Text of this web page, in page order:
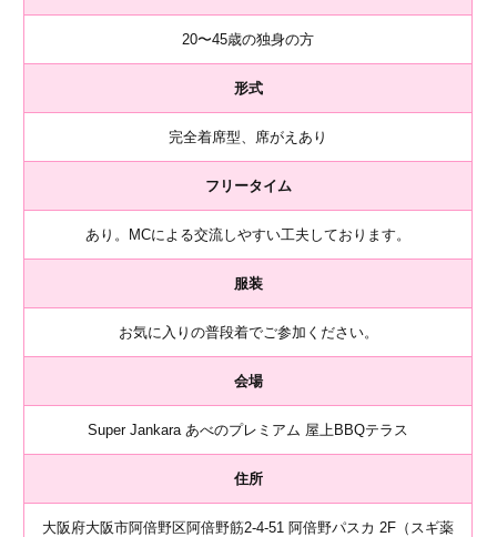
20〜45歳の独身の方
形式
完全着席型、席がえあり
フリータイム
あり。MCによる交流しやすい工夫しております。
服装
お気に入りの普段着でご参加ください。
会場
Super Jankara あべのプレミアム 屋上BBQテラス
住所
大阪府大阪市阿倍野区阿倍野筋2-4-51 阿倍野パスカ 2F（スギ薬